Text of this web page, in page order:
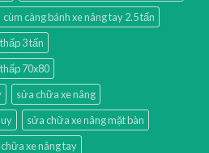
cùm càng bánh xe nâng tay 2.5 tấn
3 tấn
70x80
sửa chữa xe nâng
sửa chữa xe nâng mặt bàn
xe nâng tay